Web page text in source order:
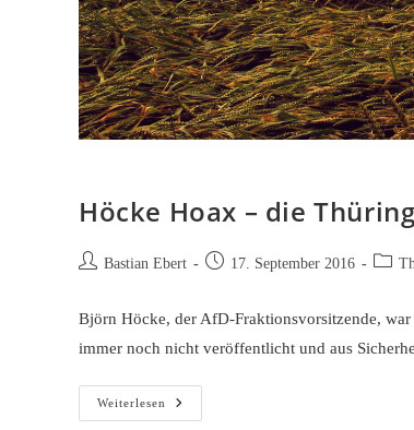
Höcke Hoax – die
Beitrags-Bastian Ebert
Beitrag17. September 2016
Björn Höcke, der AfD-Fraktionsvorsitzende,
immer noch nicht veröffentlicht und aus
Weiterlesen
Höcke
Hoax